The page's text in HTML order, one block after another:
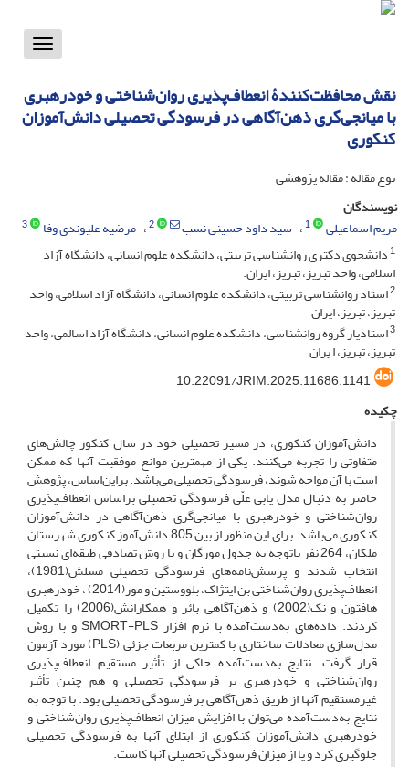
Toggle
نقش محافظت‌کنندۀ انعطاف‌پذیری روان‌شناختی و خود‌رهبری
با میانجی‌گری ذهن‌آگاهی در فرسودگی تحصیلی دانش‌آموزان
کنکوری
نوع مقاله : مقاله پژوهشی
نویسندگان
مریم اسماعیلی
1 سید داود حسینی نسب 2 مرضیه علیوندی وفا
3
1دانشجوی دکتری روانشناسی تربیتی، دانشکده علوم انسانی، دانشگاه آزاد
اسلامی، واحد تبریز، تبریز، ایران.
2استاد روانشناسی تربیتی، دانشکده علوم انسانی، دانشگاه آزاد اسلامی، واحد
تبریز، تبریز، ایران
3استادیار گروه روانشناسی، دانشکده علوم انسانی، دانشگاه آزاد اسالمی، واحد
تبریز، تبریز، ا یران
10.22091/JRIM.2025.11686.1141
چکیده
دانش‌آموزان کنکوری، در مسیر تحصیلی خود در سال کنکور چالش‌های
متفاوتی را تجربه می‌کنند. یکی از مهمترین موانع موفقیت آنها که ممکن
است با آن مواجه شوند، فرسودگی تحصیلی می‌باشد. بر‌این‌اساس، پژوهش
حاضر به دنبال مدل یابی علّی فرسودگی تحصیلی براساس انعطاف‌پذیری
روان‌شناختی و خودرهبری با میانجی‌گری ذهن‌آگاهی در دانش‌آموزان
کنکوری می‌باشد. برای این منظور از بین 805 دانش‌آموز کنکوری شهرستان
ملکان، 264 نفر باتوجه به جدول مورگان و با روش تصادفی‌ طبقه‌ای نسبتی
انتخاب شدند و پرسش‌نامه‌های فرسودگی تحصیلی مسلش(1981)،
انعطاف‌پذیری روان‌شناختی بن ایتژاک، بلووستین و مور(2014) ، خودرهبری
هافتون و نک(2002) و ذهن‌آگاهی بائر و همکارانش(2006) را تکمیل
کردند. داده‌های به‌دست‌آمده با نرم افزار SMORT-PLS و با روش
مدل‌سازی معادلات ساختاری با کمترین مربعات جزئی (PLS) مورد آزمون
قرار گرفت. نتایج به‌دست‌آمده حاکی از تأثیر مستقیم انعطاف‌پذیری
روان‌شناختی و خودرهبری بر فرسودگی تحصیلی و هم چنین تأثیر
غیرمستقیم آنها از طریق ذهن‌آگاهی بر فرسودگی تحصیلی بود. با توجه به
نتایج به‌دست‌آمده می‌توان با افزایش میزان انعطاف‌پذیری روان‌شناختی و
خودرهبری دانش‌آموزان کنکوری از ابتلای آنها به فرسودگی تحصیلی
جلوگیری کرد و یا از میزان فرسودگی تحصیلی آنها کاست.